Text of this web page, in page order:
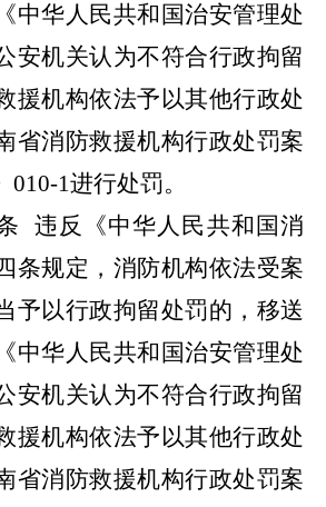
中华人民共和国治安管理处
安机关认为不符合行政拘留
援机构依法予以其他行政处
省消防救援机构行政处罚案
010-1进行处罚。
违反《中华人民共和国消
条规定，消防机构依法受案
予以行政拘留处罚的，移送
中华人民共和国治安管理处
安机关认为不符合行政拘留
援机构依法予以其他行政处
省消防救援机构行政处罚案